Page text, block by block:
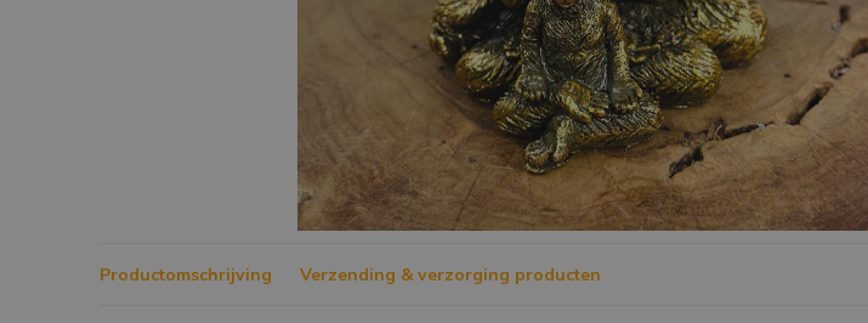
Productomschrijving Verzending & verzorging producten